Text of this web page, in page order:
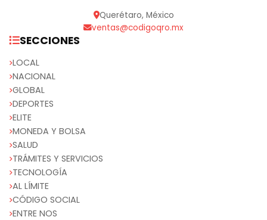
Querétaro, México
ventas@codigoqro.mx
SECCIONES
LOCAL
NACIONAL
GLOBAL
DEPORTES
ELITE
MONEDA Y BOLSA
SALUD
TRÁMITES Y SERVICIOS
TECNOLOGÍA
AL LÍMITE
CÓDIGO SOCIAL
ENTRE NOS